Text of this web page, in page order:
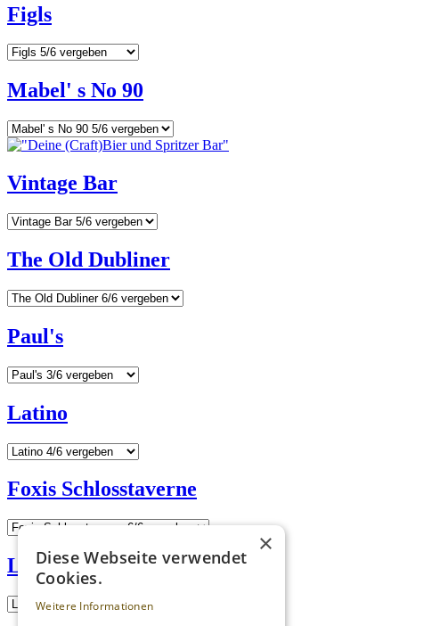
Figls
Mabel' s No 90
Vintage Bar
The Old Dubliner
Paul's
Latino
Foxis Schlosstaverne
Lehnerwirt
×
Diese Webseite verwendet
Cookies.
Weitere Informationen